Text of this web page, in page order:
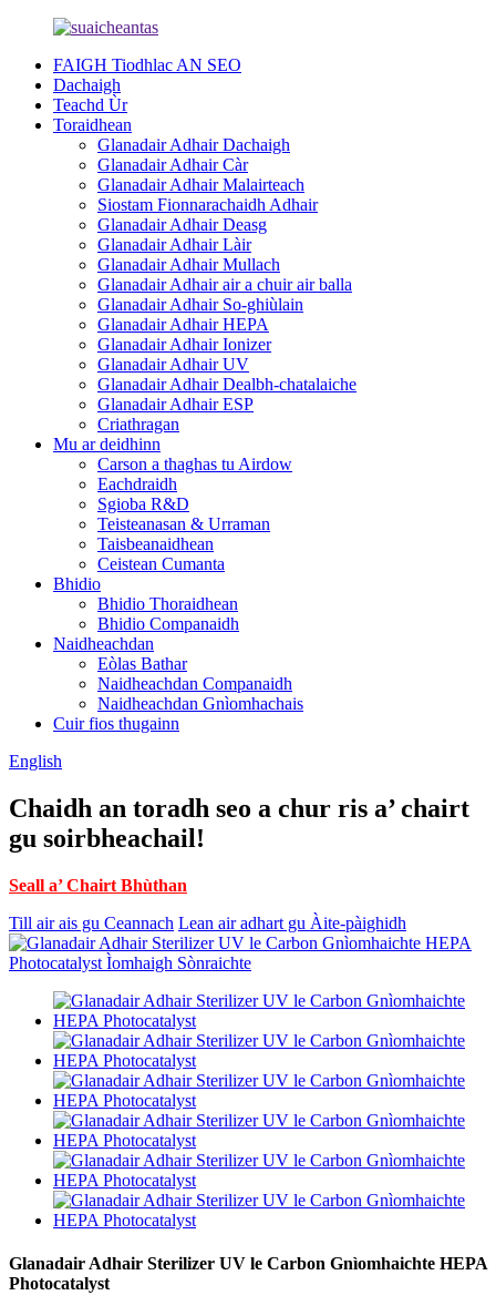
FAIGH Tiodhlac AN SEO
Dachaigh
Teachd Ùr
Toraidhean
Glanadair Adhair Dachaigh
Glanadair Adhair Càr
Glanadair Adhair Malairteach
Siostam Fionnarachaidh Adhair
Glanadair Adhair Deasg
Glanadair Adhair Làir
Glanadair Adhair Mullach
Glanadair Adhair air a chuir air balla
Glanadair Adhair So-ghiùlain
Glanadair Adhair HEPA
Glanadair Adhair Ionizer
Glanadair Adhair UV
Glanadair Adhair Dealbh-chatalaiche
Glanadair Adhair ESP
Criathragan
Mu ar deidhinn
Carson a thaghas tu Airdow
Eachdraidh
Sgioba R&D
Teisteanasan & Urraman
Taisbeanaidhean
Ceistean Cumanta
Bhidio
Bhidio Thoraidhean
Bhidio Companaidh
Naidheachdan
Eòlas Bathar
Naidheachdan Companaidh
Naidheachdan Gnìomhachais
Cuir fios thugainn
English
Chaidh an toradh seo a chur ris a’ chairt
gu soirbheachail!
Seall a’ Chairt Bhùthan
Till air ais gu Ceannach Lean air adhart gu Àite-pàighidh
Glanadair Adhair Sterilizer UV le Carbon Gnìomhaichte HEPA
Photocatalyst